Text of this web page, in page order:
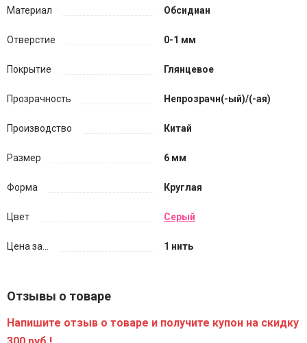
Материал Обсидиан
Отверстие 0-1 мм
Покрытие Глянцевое
Прозрачность Непрозрачн(-ый)/(-ая)
Производство Китай
Размер 6 мм
Форма Круглая
Цвет Серый
Цена за... 1 нить
Отзывы о товаре
Напишите отзыв о товаре и получите купон на скидку